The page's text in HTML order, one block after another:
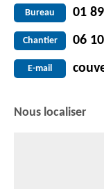
Bureau 01
Chantier 06
E-mail
Nous localiser